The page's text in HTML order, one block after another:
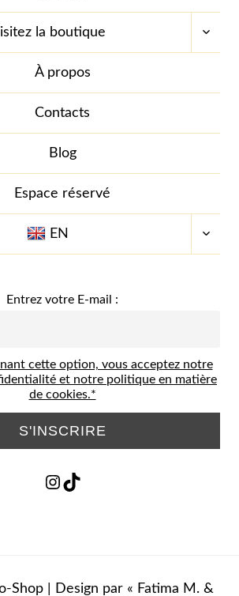
la boutique
LE
MENU
À propos
Contacts
Blog
Espace réservé
EN
LE
MENU
Entrez votre E-mail :
cette option, vous acceptez notre
et notre politique en matière
de cookies.*
Instagram
TikTok
Shop | Design par « Fatima M. &